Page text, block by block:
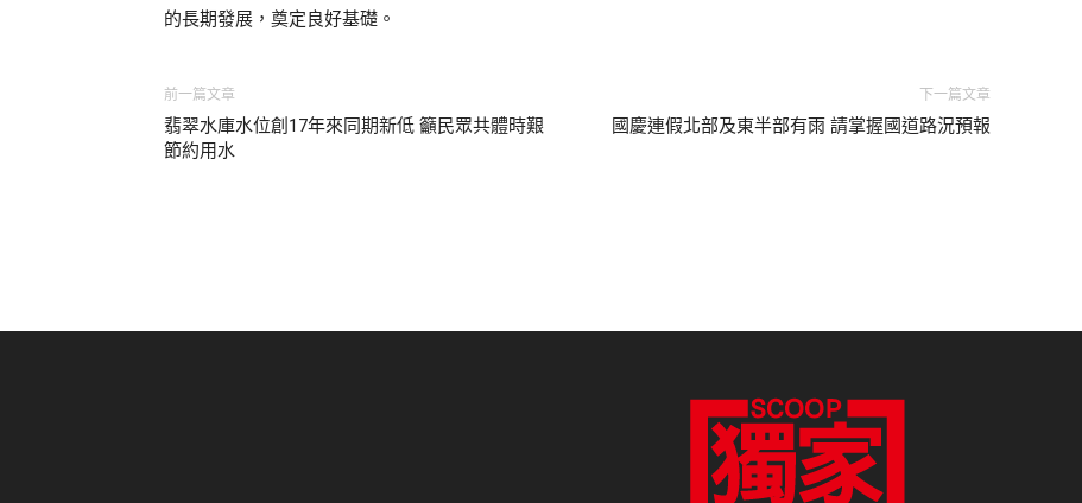
的長期發展，奠定良好基礎。
前一篇文章
翡翠水庫水位創17年來同期新低 籲民眾共體時艱
節約用水
下一篇文章
國慶連假北部及東半部有雨 請掌握國道路況預報